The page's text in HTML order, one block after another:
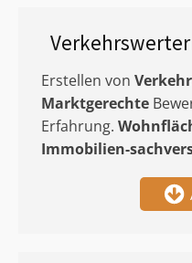
Erstellen von
Marktgerechte
Erfahrung.
Immobilien-